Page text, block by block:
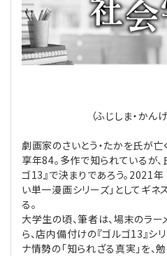
理事・監事
評議員
定款関連
法改正-法人運営
会計処理
寄附
インボイス
電子帳簿保存法
労務管理
給与計算
法務
利益相反取引
法改正-法務
経営
経営
IT
連載
論壇
カレンダー
NEWS・TOPIC・特報
【連載】オピニオンリーダー
【連載】これからの時代の資産
【連載】採用・定着・育成の
【連載】事例に学ぶ立入検査
【連載】シェアコモン200イン
公益・一般法人オンラインとは
登録案内
専門誌一覧
（ふじしま・か
劇画家のさいとう・たかを氏が亡
享年84。多作で知られているが
ゴ13』で決まりであろう。2021
い単一漫画シリーズ」としてギ
る。
大学生の頃、筆者は、場末のラ
ら、店内備付けの『ゴルゴ13』シ
ナ情勢の「知られざる真実」を、